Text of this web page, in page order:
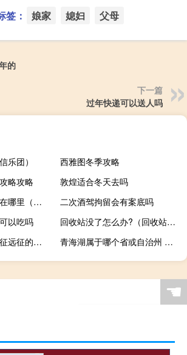
签： 娘家 媳妇 父母
的
下一篇
过年快递可以送人吗
乐团）
西雅图冬季攻略
略攻略
敦煌适合冬天去吗
东风大力神保险盒在哪里（东风大力神）
二次酒驾拘留会有案底吗
以吃吗
回收站没了怎么办?（回收站没了怎么办）
远征远征（关于远征远征的介绍）
青海湖属于哪个省或自治州 青海湖属于哪个省
☚